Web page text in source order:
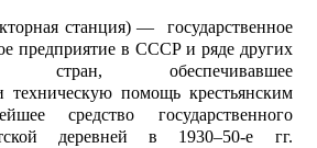
станция) — государственное
предприятие в СССР и ряде других
стран, обеспечивавшее
техническую помощь крестьянским
средство государственного
деревней в 1930–50-е гг.